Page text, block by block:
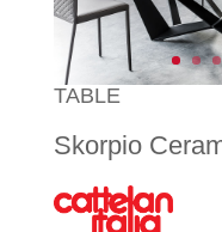
TABLE
Skorpio